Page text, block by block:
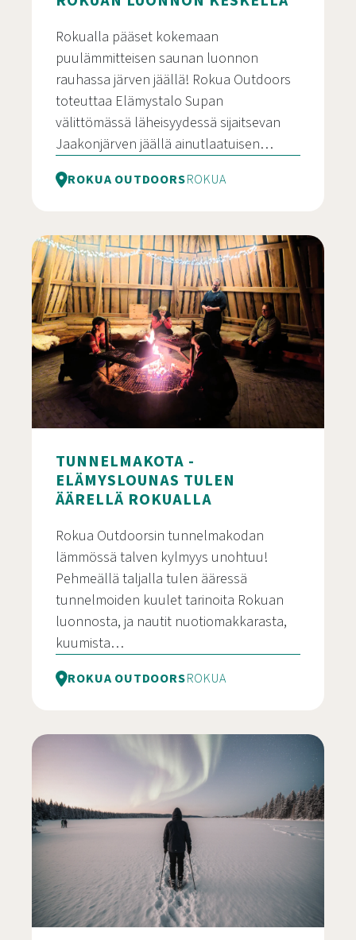
Rokualla pääset kokemaan
puulämmitteisen saunan luonnon
rauhassa järven jäällä! Rokua Outdoors
toteuttaa Elämystalo Supan
välittömässä läheisyydessä sijaitsevan
Jaakonjärven jäällä ainutlaatuisen…
ROKUA OUTDOORSROKUA
TUNNELMAKOTA -
ELÄMYSLOUNAS TULEN
ÄÄRELLÄ ROKUALLA
Rokua Outdoorsin tunnelmakodan
lämmössä talven kylmyys unohtuu!
Pehmeällä taljalla tulen ääressä
tunnelmoiden kuulet tarinoita Rokuan
luonnosta, ja nautit nuotiomakkarasta,
kuumista…
ROKUA OUTDOORSROKUA